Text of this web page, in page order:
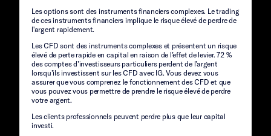
Les options sont des instruments financiers complexes. Le trading
de ces instruments financiers implique le risque élevé de perdre de
l'argent rapidement.
Les CFD sont des instruments complexes et présentent un risque
élevé de perte rapide en capital en raison de l’effet de levier. 72 %
des comptes d’investisseurs particuliers perdent de l’argent
lorsqu’ils investissent sur les CFD avec IG. Vous devez vous
assurer que vous comprenez le fonctionnement des CFD et que
vous pouvez vous permettre de prendre le risque élevé de perdre
votre argent.
Les clients professionnels peuvent perdre plus que leur capital
investi.